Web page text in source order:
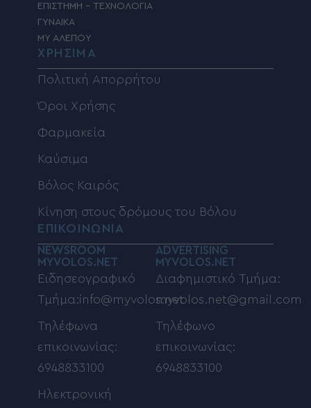
ΕΠΙΣΤΗΜΗ – ΤΕΧΝΟΛΟΓΙΑ
ΓΥΝΑΙΚΑ
MY ΑΛΕΠΟΥ
ΧΡΗΣΙΜΑ
Πολιτική Απορρήτου
Όροι Χρήσης
Φαρμακεία
Καύσιμα
Βόλος Καιρός
Κίνηση στους δρόμους του Βόλου
ΕΠΙΚΟΙΝΩΝΙΑ
NEWSROOM
MYVOLOS.NET
Ειδησεογραφικό
Τμήμα:info@myvolos.net
Τηλέφωνα
επικοινωνίας:
6948833100
Ηλεκτρονική
ADVERTISING
MYVOLOS.NET
Διαφημιστικό Τμήμα:
myvolos.net@gmail.com
Τηλέφωνο
επικοινωνίας:
6948833100